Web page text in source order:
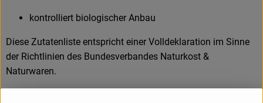
kontrolliert biologischer Anbau
Diese Zutatenliste entspricht einer Volldeklaration im Sinne
der Richtlinien des Bundesverbandes Naturkost &
Naturwaren.